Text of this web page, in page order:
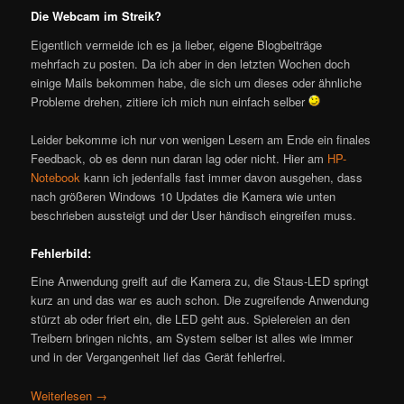
Die Webcam im Streik?
Eigentlich vermeide ich es ja lieber, eigene Blogbeiträge
mehrfach zu posten. Da ich aber in den letzten Wochen doch
einige Mails bekommen habe, die sich um dieses oder ähnliche
Probleme drehen, zitiere ich mich nun einfach selber
Leider bekomme ich nur von wenigen Lesern am Ende ein finales
Feedback, ob es denn nun daran lag oder nicht. Hier am HP-
Notebook kann ich jedenfalls fast immer davon ausgehen, dass
nach größeren Windows 10 Updates die Kamera wie unten
beschrieben aussteigt und der User händisch eingreifen muss.
Fehlerbild:
Eine Anwendung greift auf die Kamera zu, die Staus-LED springt
kurz an und das war es auch schon. Die zugreifende Anwendung
stürzt ab oder friert ein, die LED geht aus. Spielereien an den
Treibern bringen nichts, am System selber ist alles wie immer
und in der Vergangenheit lief das Gerät fehlerfrei.
Weiterlesen →